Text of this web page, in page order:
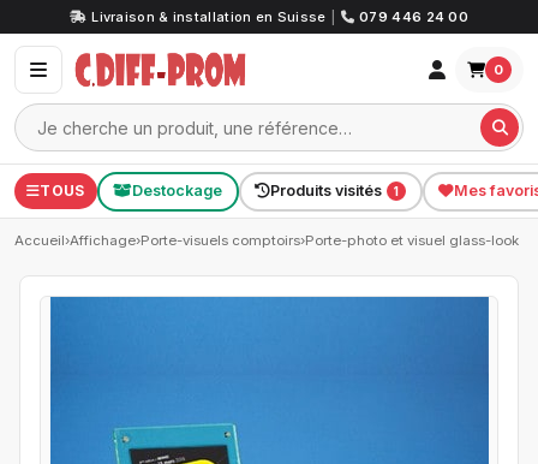
Livraison & installation en Suisse 079 446 24 00
0
TOUS Destockage Produits visités 1 Mes
Accueil›Affichage›Porte-visuels comptoirs›Porte-photo et visuel glass-look